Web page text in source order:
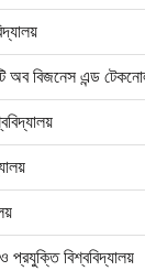
অব বিজনেস এন্ড
বিশ্ববিদ্যালয়